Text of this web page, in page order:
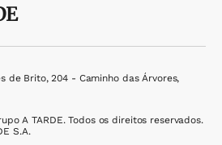
de Brito, 204 - Caminho das Árvores,
A TARDE. Todos os direitos reservados.
S.A.